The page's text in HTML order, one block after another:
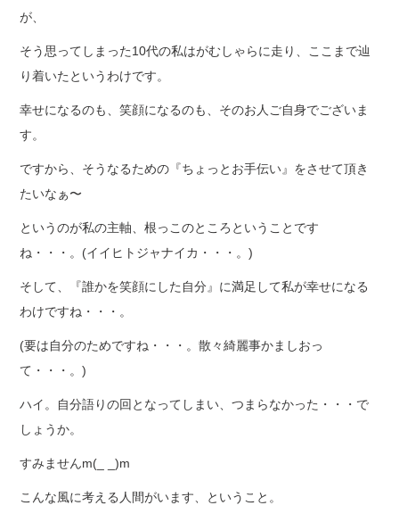
が、
そう思ってしまった10代の私はがむしゃらに走り、ここまで辿
り着いたというわけです。
幸せになるのも、笑顔になるのも、そのお人ご自身でございま
す。
ですから、そうなるための『ちょっとお手伝い』をさせて頂き
たいなぁ〜
というのが私の主軸、根っこのところということです
ね・・・。(イイヒトジャナイカ・・・。)
そして、『誰かを笑顔にした自分』に満足して私が幸せになる
わけですね・・・。
(要は自分のためですね・・・。散々綺麗事かましおっ
て・・・。)
ハイ。自分語りの回となってしまい、つまらなかった・・・で
しょうか。
すみませんm(_ _)m
こんな風に考える人間がいます、ということ。